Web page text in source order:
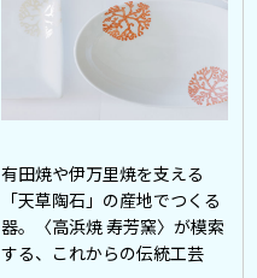
有田焼や伊万里焼を支える
「天草陶石」の産地でつくる
器。〈高浜焼 寿芳窯〉が模索
する、これからの伝統工芸